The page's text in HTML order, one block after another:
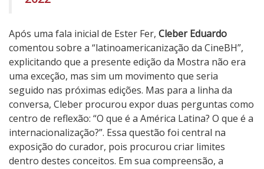
Após uma fala inicial de Ester Fer, Cleber Eduardo
comentou sobre a “latinoamericanização da CineBH”,
explicitando que a presente edição da Mostra não era
uma exceção, mas sim um movimento que seria
seguido nas próximas edições. Mas para a linha da
conversa, Cleber procurou expor duas perguntas como
centro de reflexão: “O que é a América Latina? O que é a
internacionalização?”. Essa questão foi central na
exposição do curador, pois procurou criar limites
dentro destes conceitos. Em sua compreensão, a